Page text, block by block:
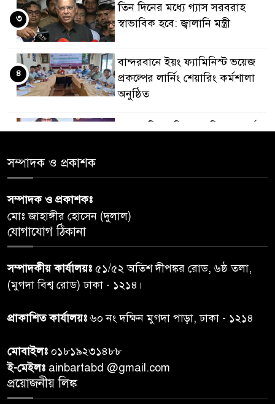
তিন দিনের মধ্যে গ্যাস সরবরাহ
স্বাভাবিক হবে: জ্বালানি মন্ত্রী
৩
বান্দরবানে ইয়ং ফ্যামিনিস্ট ভয়েজ
প্রকল্পের লার্নিং শেয়ারিং কর্মশালা
অনুষ্ঠিত
৪
পেশ
৬
তদন্ত শেষ পর্যায়ে, দ্রুত চার্জশিট
৭
রাতের মধ্যে ঢাকাসহ ১০ অঞ্চলে
ঝড়বৃষ্টির পূর্বাভাস
৮
প্রধানমন্ত্রীর সঙ্গে দেখা করে স্বপ্নপূরণ
উপহার
৯
সম্পাদক ও প্রকাশক
সম্পাদক ও প্রকাশকঃ
মোঃ জাহাঙ্গীর হোসেন (দুলাল)
যোগাযোগ ঠিকানা
সম্পাদকীয় কার্যালয়ঃ ৫১/৫২ অতিশ দীপঙ্কর রোড, ৬ষ্ঠ তলা,
(মুগদা বিশ্ব রোড) ঢাকা - ১২১৪।
প্রাকাশিত কার্যালয়ঃ৬০ নং দক্ষিন মুগদা পাড়া, ঢাকা - ১২১৪
মোবাইলঃ ০১৮১৯২৩১৪৮৮
ই-মেইলঃ ainbartabd @gmail.com
প্রয়োজনীয় লিঙ্ক